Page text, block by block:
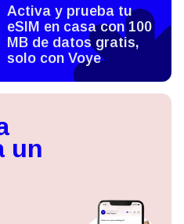
Activa y prueba tu
eSIM en casa con 100
MB de datos gratis,
solo con Voye
un